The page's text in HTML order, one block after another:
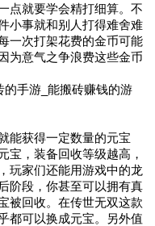
点就要学会精打细算。不
小事就和别人打得难舍难
一次打架花费的金币可能
为意气之争浪费这些金币
能获得一定数量的元宝
宝，装备回收等级越高，
玩家们还能用游戏中的龙
阶段，你甚至可以拥有真
被回收。在传世无双这款
都可以换成元宝。另外值